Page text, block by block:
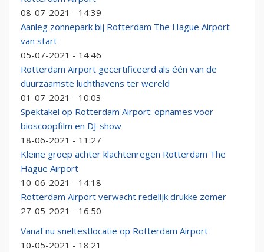
08-07-2021 - 14:39
Aanleg zonnepark bij Rotterdam The Hague Airport
van start
05-07-2021 - 14:46
Rotterdam Airport gecertificeerd als één van de
duurzaamste luchthavens ter wereld
01-07-2021 - 10:03
Spektakel op Rotterdam Airport: opnames voor
bioscoopfilm en DJ-show
18-06-2021 - 11:27
Kleine groep achter klachtenregen Rotterdam The
Hague Airport
10-06-2021 - 14:18
Rotterdam Airport verwacht redelijk drukke zomer
27-05-2021 - 16:50
Vanaf nu sneltestlocatie op Rotterdam Airport
10-05-2021 - 18:21